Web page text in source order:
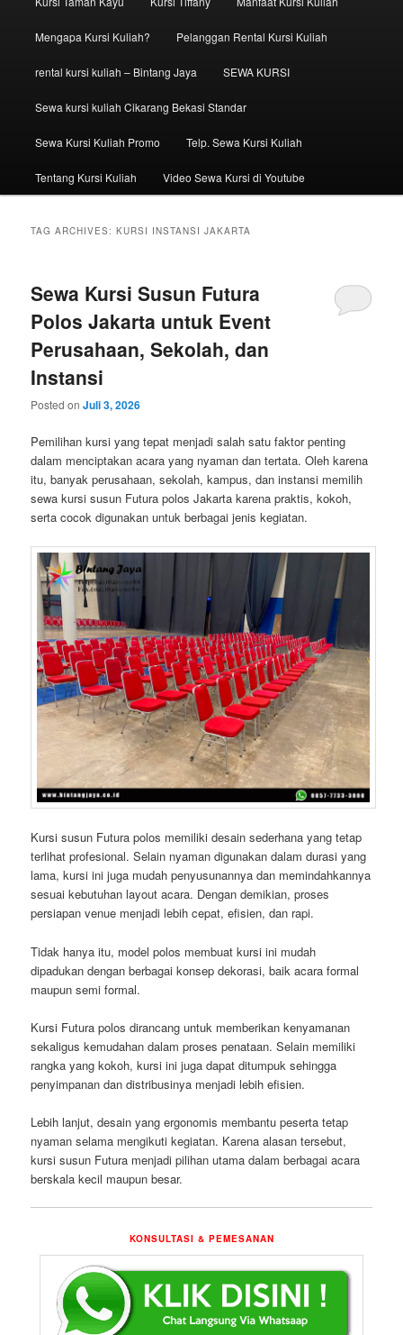
Mengapa Kursi Kuliah? Pelanggan Rental Kursi Kuliah
rental kursi kuliah – Bintang Jaya SEWA KURSI
Sewa kursi kuliah Cikarang Bekasi Standar
Sewa Kursi Kuliah Promo Telp. Sewa Kursi Kuliah
Tentang Kursi Kuliah Video Sewa Kursi di Youtube
TAG ARCHIVES:KURSI INSTANSI JAKARTA
Sewa Kursi Susun Futura
Polos Jakarta untuk Event
Perusahaan, Sekolah, dan
Instansi
Posted onJuli 3, 2026
Pemilihan kursi yang tepat menjadi salah satu faktor penting
dalam menciptakan acara yang nyaman dan tertata. Oleh karena
itu, banyak perusahaan, sekolah, kampus, dan instansi memilih
sewa kursi susun Futura polos Jakarta karena praktis, kokoh,
serta cocok digunakan untuk berbagai jenis kegiatan.
Kursi susun Futura polos memiliki desain sederhana yang tetap
terlihat profesional. Selain nyaman digunakan dalam durasi yang
lama, kursi ini juga mudah penyusunannya dan memindahkannya
sesuai kebutuhan layout acara. Dengan demikian, proses
persiapan venue menjadi lebih cepat, efisien, dan rapi.
Tidak hanya itu, model polos membuat kursi ini mudah
dipadukan dengan berbagai konsep dekorasi, baik acara formal
maupun semi formal.
Kursi Futura polos dirancang untuk memberikan kenyamanan
sekaligus kemudahan dalam proses penataan. Selain memiliki
rangka yang kokoh, kursi ini juga dapat ditumpuk sehingga
penyimpanan dan distribusinya menjadi lebih efisien.
Lebih lanjut, desain yang ergonomis membantu peserta tetap
nyaman selama mengikuti kegiatan. Karena alasan tersebut,
kursi susun Futura menjadi pilihan utama dalam berbagai acara
berskala kecil maupun besar.
KONSULTASI & PEMESANAN